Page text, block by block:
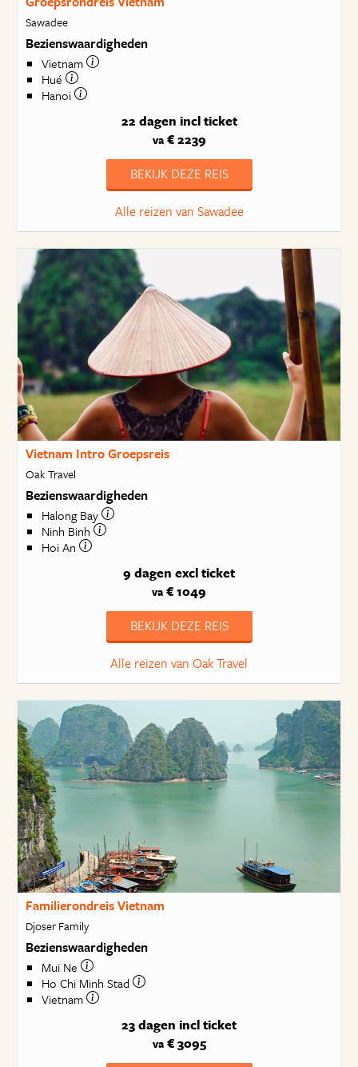
Sawadee
Bezienswaardigheden
Vietnam
Hué
Hanoi
22 dagen incl ticket
va€ 2239
BEKIJK DEZE REIS
Alle reizen van Sawadee
Vietnam Intro Groepsreis
Oak Travel
Bezienswaardigheden
Halong Bay
Ninh Binh
Hoi An
9 dagen excl ticket
va € 1049
BEKIJK DEZE REIS
Alle reizen van Oak Travel
Familierondreis Vietnam
Djoser Family
Bezienswaardigheden
Mui Ne
Ho Chi Minh Stad
Vietnam
23 dagen incl ticket
va€ 3095